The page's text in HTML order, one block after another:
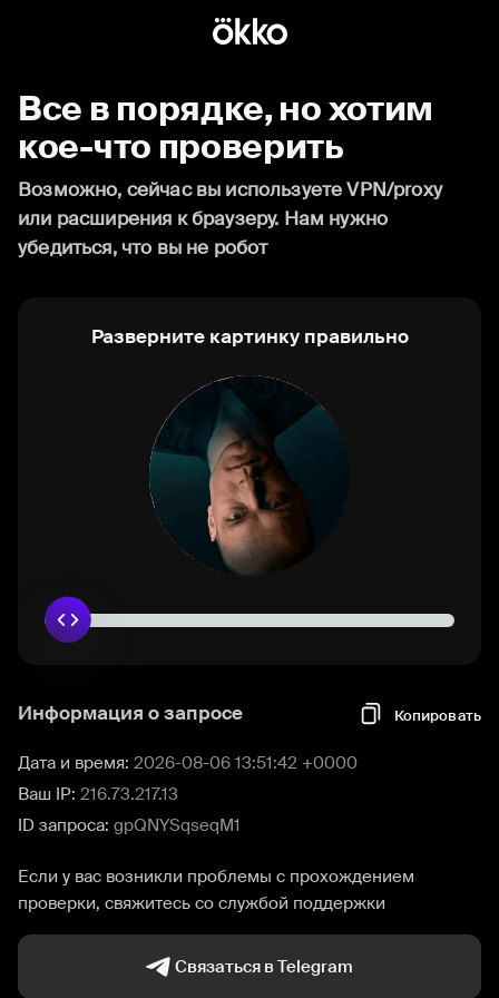
Все в порядке, но хотим
кое-что проверить
Возможно, сейчас вы используете VPN/proxy
или расширения к браузеру. Нам нужно
убедиться, что вы не робот
Разверните картинку правильно
Информация о запросе Копировать
Дата и время: 2026-08-06 13:51:42 +0000
Ваш IP: 216.73.217.13
ID запроса: gpQNYSqseqM1
Если у вас возникли проблемы с прохождением
проверки, свяжитесь со службой поддержки
Связаться в Telegram